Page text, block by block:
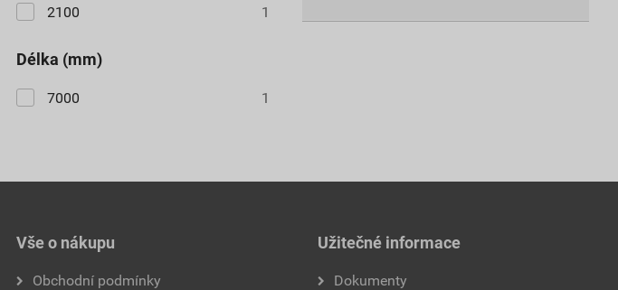
2100 1
délka (mm)
7000 1
Vše o nákupu
Obchodní podmínky
Užitečné informace
Dokumenty